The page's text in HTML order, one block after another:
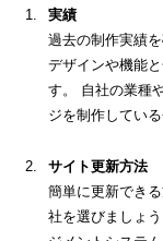
実績
過去の制作実績
デザインや機能
す。
自社の業種
ジを制作してい
サイト更新方法
簡単に更新でき
社を選びましょ